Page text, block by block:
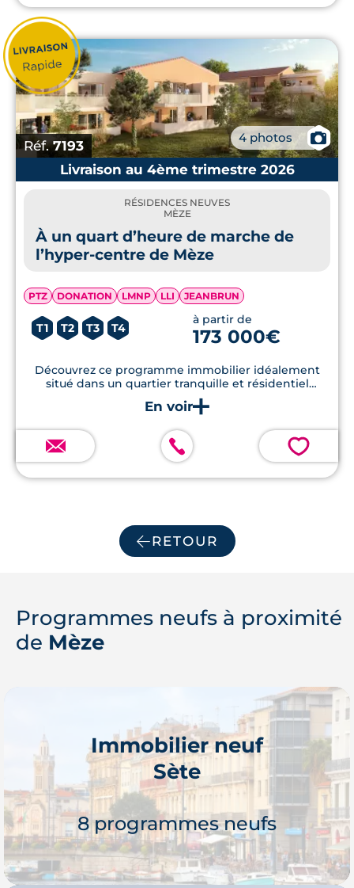
investissement locatif autour de
Montpellier.
Réf.7193 4 photos
📷
Livraison au 4ème trimestre 2026
RÉSIDENCES NEUVES
MÈZE
À un quart d’heure de marche de
l’hyper-centre de Mèze
PTZ DONATION LMNP LLI JEANBRUN
T1 T2 T3 T4
à partir de
173 000€
Découvrez ce programme immobilier idéalement
situé dans un quartier tranquille et résidentiel
proche de l’hyper-centre de Mèze, offrant des
appartements neufs du T1 au T4, livrables au 3ème
💗
RETOUR
Programmes neufs à proximité
de Mèze
Immobilier neuf
Sète
8 programmes neufs